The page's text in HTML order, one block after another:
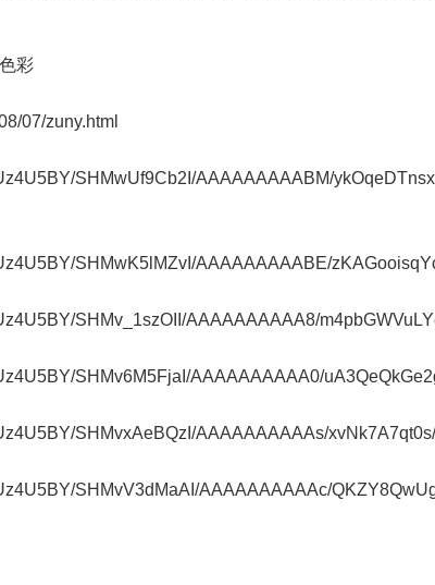
彩
07/zuny.html
SHMwUf9Cb2I/AAAAAAAAABM/
SHMwK5lMZvI/AAAAAAAAABE/
SHMv_1szOII/AAAAAAAAAA8/
SHMv6M5FjaI/AAAAAAAAAA0/
SHMvxAeBQzI/AAAAAAAAAAs/
SHMvV3dMaAI/AAAAAAAAAAc/